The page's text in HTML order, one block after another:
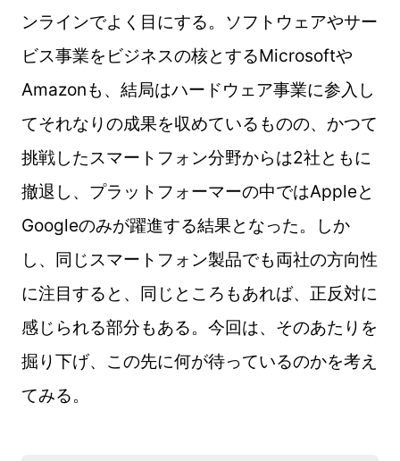
ンラインでよく目にする。ソフトウェアやサー
ビス事業をビジネスの核とするMicrosoftや
Amazonも、結局はハードウェア事業に参入し
てそれなりの成果を収めているものの、かつて
挑戦したスマートフォン分野からは2社ともに
撤退し、プラットフォーマーの中ではAppleと
Googleのみが躍進する結果となった。しか
し、同じスマートフォン製品でも両社の方向性
に注目すると、同じところもあれば、正反対に
感じられる部分もある。今回は、そのあたりを
掘り下げ、この先に何が待っているのかを考え
てみる。